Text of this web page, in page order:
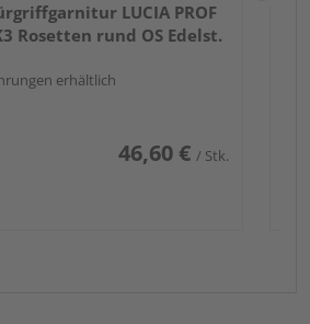
LUCIA PROF
Rosetten rund OS Edelst.
erhältlich
46,60 € / Stk.